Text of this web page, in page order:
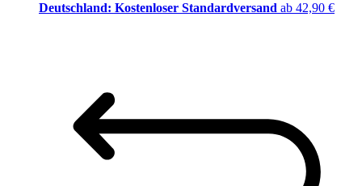
Deutschland: Kostenloser Standardversand ab 42,90 €